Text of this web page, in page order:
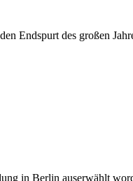
Endspurt des großen
in Berlin auserwählt